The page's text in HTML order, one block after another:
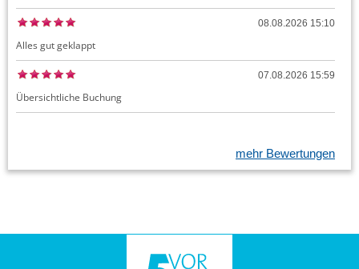
08.08.2026 15:10
Alles gut geklappt
07.08.2026 15:59
Übersichtliche Buchung
mehr Bewertungen